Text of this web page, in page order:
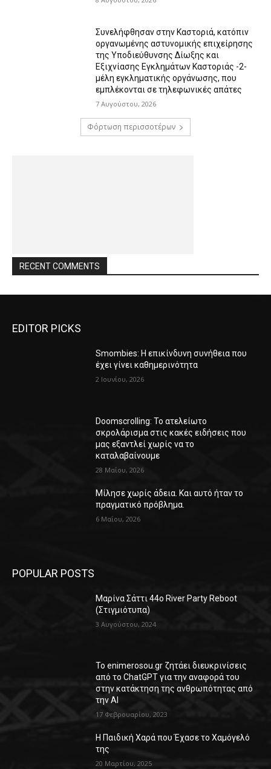
Συνελήφθησαν στην Καστοριά, κατόπιν
οργανωμένης αστυνομικής επιχείρησης
της Υποδιεύθυνσης Δίωξης και
Εξιχνίασης Εγκλημάτων Καστοριάς -2-
μέλη εγκληματικής οργάνωσης, που
εμπλέκονται σε τηλεφωνικές απάτες
7 Αυγούστου, 2026
Φόρτωση περισσοτέρων
RECENT COMMENTS
EDITOR PICKS
Smombies: Η επικίνδυνη συνήθεια που
έχει γίνει καθημερινότητα
2 Ιουνίου, 2026
Doomscrolling: Το ατελείωτο
σκρολάρισμα στις κακές ειδήσεις που
μας εξαντλεί χωρίς να το
καταλαβαίνουμε
28 Μαΐου, 2026
Μίλησε χωρίς άδεια. Και αυτό ήταν το
πραγματικό πρόβλημα.
6 Μαΐου, 2026
POPULAR POSTS
Μαρίνα Σάττι 44o River Party Reboot
(Στιγμιότυπα)
3 Αυγούστου, 2024
Το enimerosou.gr ζητάει διευκρινίσεις
από το ChatGPT για την αναφορά του
στην κατάκτηση της ανθρωπότητας από
την AI
17 Φεβρουαρίου, 2023
Η Παιδική Χαρά που Έχασε το Χαμόγελό
της
20 Μαρτίου, 2025